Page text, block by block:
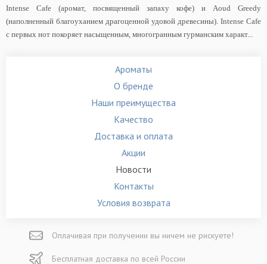
Intense Cafe (аромат, посвященный запаху кофе) и Aoud Greedy
(наполненный благоуханием драгоценной удовой древесины). Intense Cafe
с первых нот покоряет насыщенным, многогранным гурманским характ...
Ароматы
О бренде
Наши преимущества
Качество
Доставка и оплата
Акции
Новости
Контакты
Условия возврата
Оплачивая при получении вы ничем не рискуете!
Бесплатная доставка по всей России